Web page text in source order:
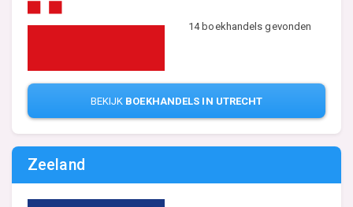
14 boekhandels gevonden
BEKIJK BOEKHANDELS IN UTRECHT
Zeeland